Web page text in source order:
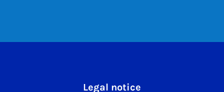
Legal notice